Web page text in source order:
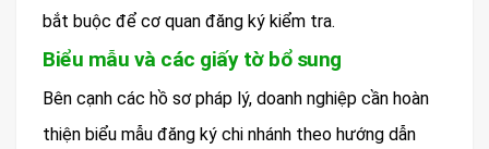
bắt buộc để cơ quan đăng ký kiểm tra.
Biểu mẫu và các giấy tờ bổ sung
Bên cạnh các hồ sơ pháp lý, doanh nghiệp cần hoàn
thiện biểu mẫu đăng ký chi nhánh theo hướng dẫn